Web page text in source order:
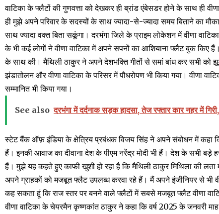
वाटिका के फ्लैटों की गुणवत्ता को देखकर ही ब्रांड एंबेसडर होने के साथ ही
ही मुझे अपने परिवार के सदस्यों के साथ ज्यादा-से-ज्यादा समय बिताने का
साथ ज्यादा वक्त बिता सकूंगा। दरभंगा जिले के प्राइम लोकेशन में वीणा
के भी कई लोगों ने वीणा वाटिका में अपने सपनों का आशियाना फ्लैट बुक किए
के साथ की। मैथिली ठाकुर ने अपने देशभक्ति गीतों से समां बांध कर सभी को
झंडातोलन और वीणा वाटिका के परिसर में पौधरोपण भी किया गया। वीणा
सम्मानित भी किया गया।
See also दरभंगा में दर्दनाक सड़क हादसा, तेज रफ्तार कार नहर में
स्टेट बैंक ऑफ़ इंडिया के क्षेत्रिय प्रबंधक विजय सिंह ने अपने संबोधन में कहा
हैं। इनकी आवाज का दीवाना देश के पीएम नरेंद्र मोदी भी हैं। देश के सभी बड़े
हैं। मुझे यह कहते हुए काफी खुशी हो रहा है कि मैथिली ठाकुर मिथिला की लता
अपने ग्राहकों को मजबूत फ्लैट उपलब्ध करवा रहे हैं। मैं अपने इंजीनियर से भी
कह सकता हूं कि राज स्तर पर बनने वाले फ्लैटों में सबसे मजबूत फ्लैट वीणा
वीणा वाटिका के चेयरमैन कृष्णकांत ठाकुर ने कहा कि वर्ष 2025 के जनवरी